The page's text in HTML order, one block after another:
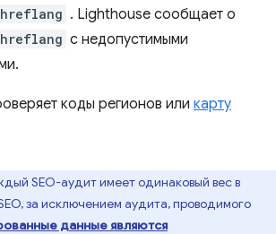
hreflang . Lighthouse сообщает о
hreflang с недопустимыми
коды регионов или карту
SEO-аудит имеет одинаковый вес в
за исключением аудита, проводимого
данные являются